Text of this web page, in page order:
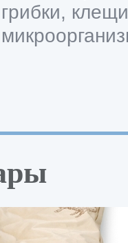
грибки,